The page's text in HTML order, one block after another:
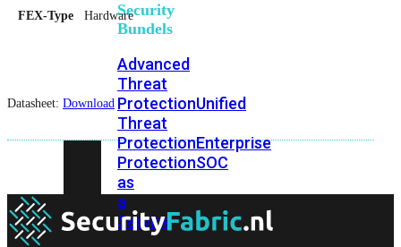
Security
Bundels
Advanced
Threat
ProtectionUnified
Threat
ProtectionEnterprise
ProtectionSOC
as
a
Service
FEX-Type Hardware
Datasheet: Download